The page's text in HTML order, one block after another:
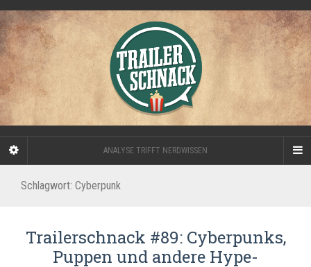
ANALYSE TRIFFT NERDWISSEN
Schlagwort: Cyberpunk
Trailerschnack #89: Cyberpunks,
Puppen und andere Hype-